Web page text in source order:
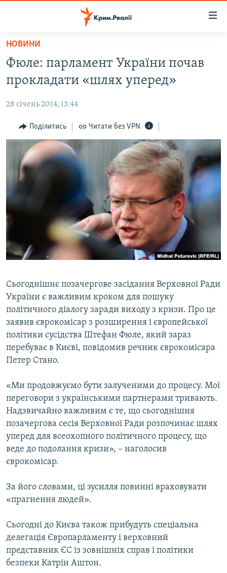
Перейти
основного
матеріалу
Перейти
до
навігації
Перейти
пошуку
ВІДЕО ТА ФОТО
ПОЛІТИКА
БЛОГИ
ПОГЛЯД
ІНТЕРВ'Ю
ВСЕ ЗА ДЕНЬ
СПЕЦПРОЕКТИ
ДЕПОРТАЦІЯ
ВІДЕОУРОКИ «ELIFBE»
СВІДЧЕННЯ ОКУПАЦІЇ
ЯК ОБІЙТИ БЛОКУВАННЯ
Русский
Qırımtatar
ДОЛУЧАЙСЯ!
Усі сайти RFE/RL
НОВИНИ
Фюле: парламент України почав
прокладати «шлях уперед»
28 січень 2014, 13:44
Поділитись Читати без VPN
Сьогоднішнє позачергове засідання Верховної Ради
України є важливим кроком для пошуку
політичного діалогу заради виходу з кризи. Про це
заявив єврокомісар з розширення і європейської
політики сусідства Штефан Фюле, який зараз
перебуває в Києві, повідомив речник єврокомісара
Петер Стано.
«Ми продовжуємо бути залученими до процесу. Мої
переговори з українськими партнерами тривають.
Надзвичайно важливим є те, що сьогоднішня
позачергова сесія Верховної Ради розпочинає шлях
уперед для всеохопного політичного процесу, що
веде до подолання кризи», – наголосив
єврокомісар.
За його словами, ці зусилля повинні враховувати
«прагнення людей».
Сьогодні до Києва також прибудуть спеціальна
делегація Європарламенту і верховний
представник ЄС із зовнішніх справ і політики
безпеки Катрін Аштон.